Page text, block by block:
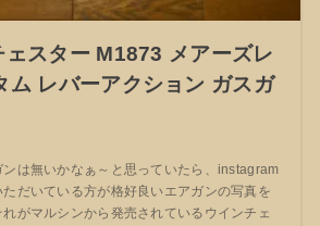
スター M1873 メアーズレ
ム レバーアクション ガスガ
は無いかなぁ～と思っていたら、instagram
だいている方が格好良いエアガンの写真を
がマルシンから発売されているウインチェ